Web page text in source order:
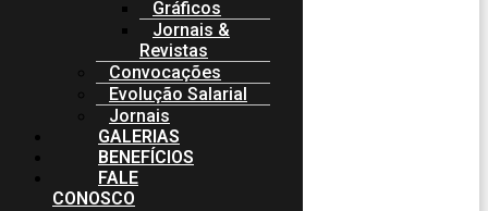
Gráficos
Jornais &
Revistas
Convocações
Evolução Salarial
Jornais
GALERIAS
BENEFÍCIOS
FALE
CONOSCO